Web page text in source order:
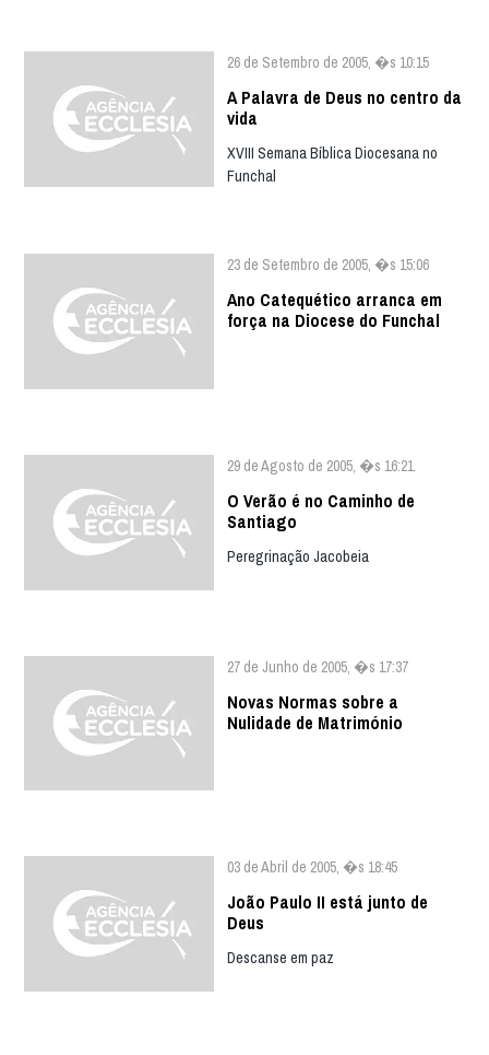
26 de Setembro de 2005, �s 10:15
A Palavra de Deus no centro da
vida
XVIII Semana Bíblica Diocesana no
Funchal
23 de Setembro de 2005, �s 15:06
Ano Catequético arranca em
força na Diocese do Funchal
29 de Agosto de 2005, �s 16:21
O Verão é no Caminho de
Santiago
Peregrinação Jacobeia
27 de Junho de 2005, �s 17:37
Novas Normas sobre a
Nulidade de Matrimónio
03 de Abril de 2005, �s 18:45
João Paulo II está junto de
Deus
Descanse em paz